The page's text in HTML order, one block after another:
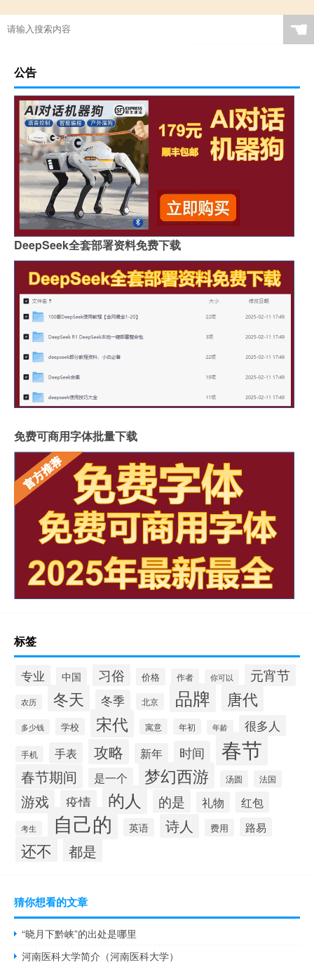
☚
公告
DeepSeek全套部署资料免费下载
免费可商用字体批量下载
标签
专业 中国 习俗 价格 作者 你可以 元宵节
农历 冬天 冬季 北京 品牌 唐代
多少钱 学校 宋代 寓意 年初 年龄 很多人
手机 手表 攻略 新年 时间 春节
春节期间 是一个 梦幻西游 汤圆 法国
游戏 疫情 的人 的是 礼物 红包
考生 自己的 英语 诗人 费用 路易
还不 都是
猜你想看的文章
“晓月下黔峡”的出处是哪里
河南医科大学简介（河南医科大学）